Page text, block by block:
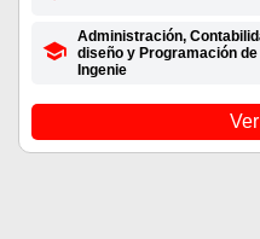
Administración,
diseño y Programación
Ingenie